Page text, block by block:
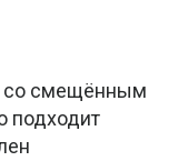
со смещённым
подходит